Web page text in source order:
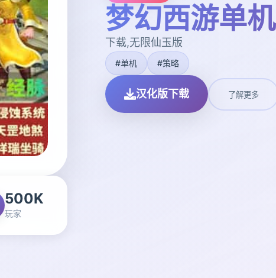
500K
玩家
梦幻西游单机
下载,无限仙玉版
#单机 #策略
汉化版下载 了解更多